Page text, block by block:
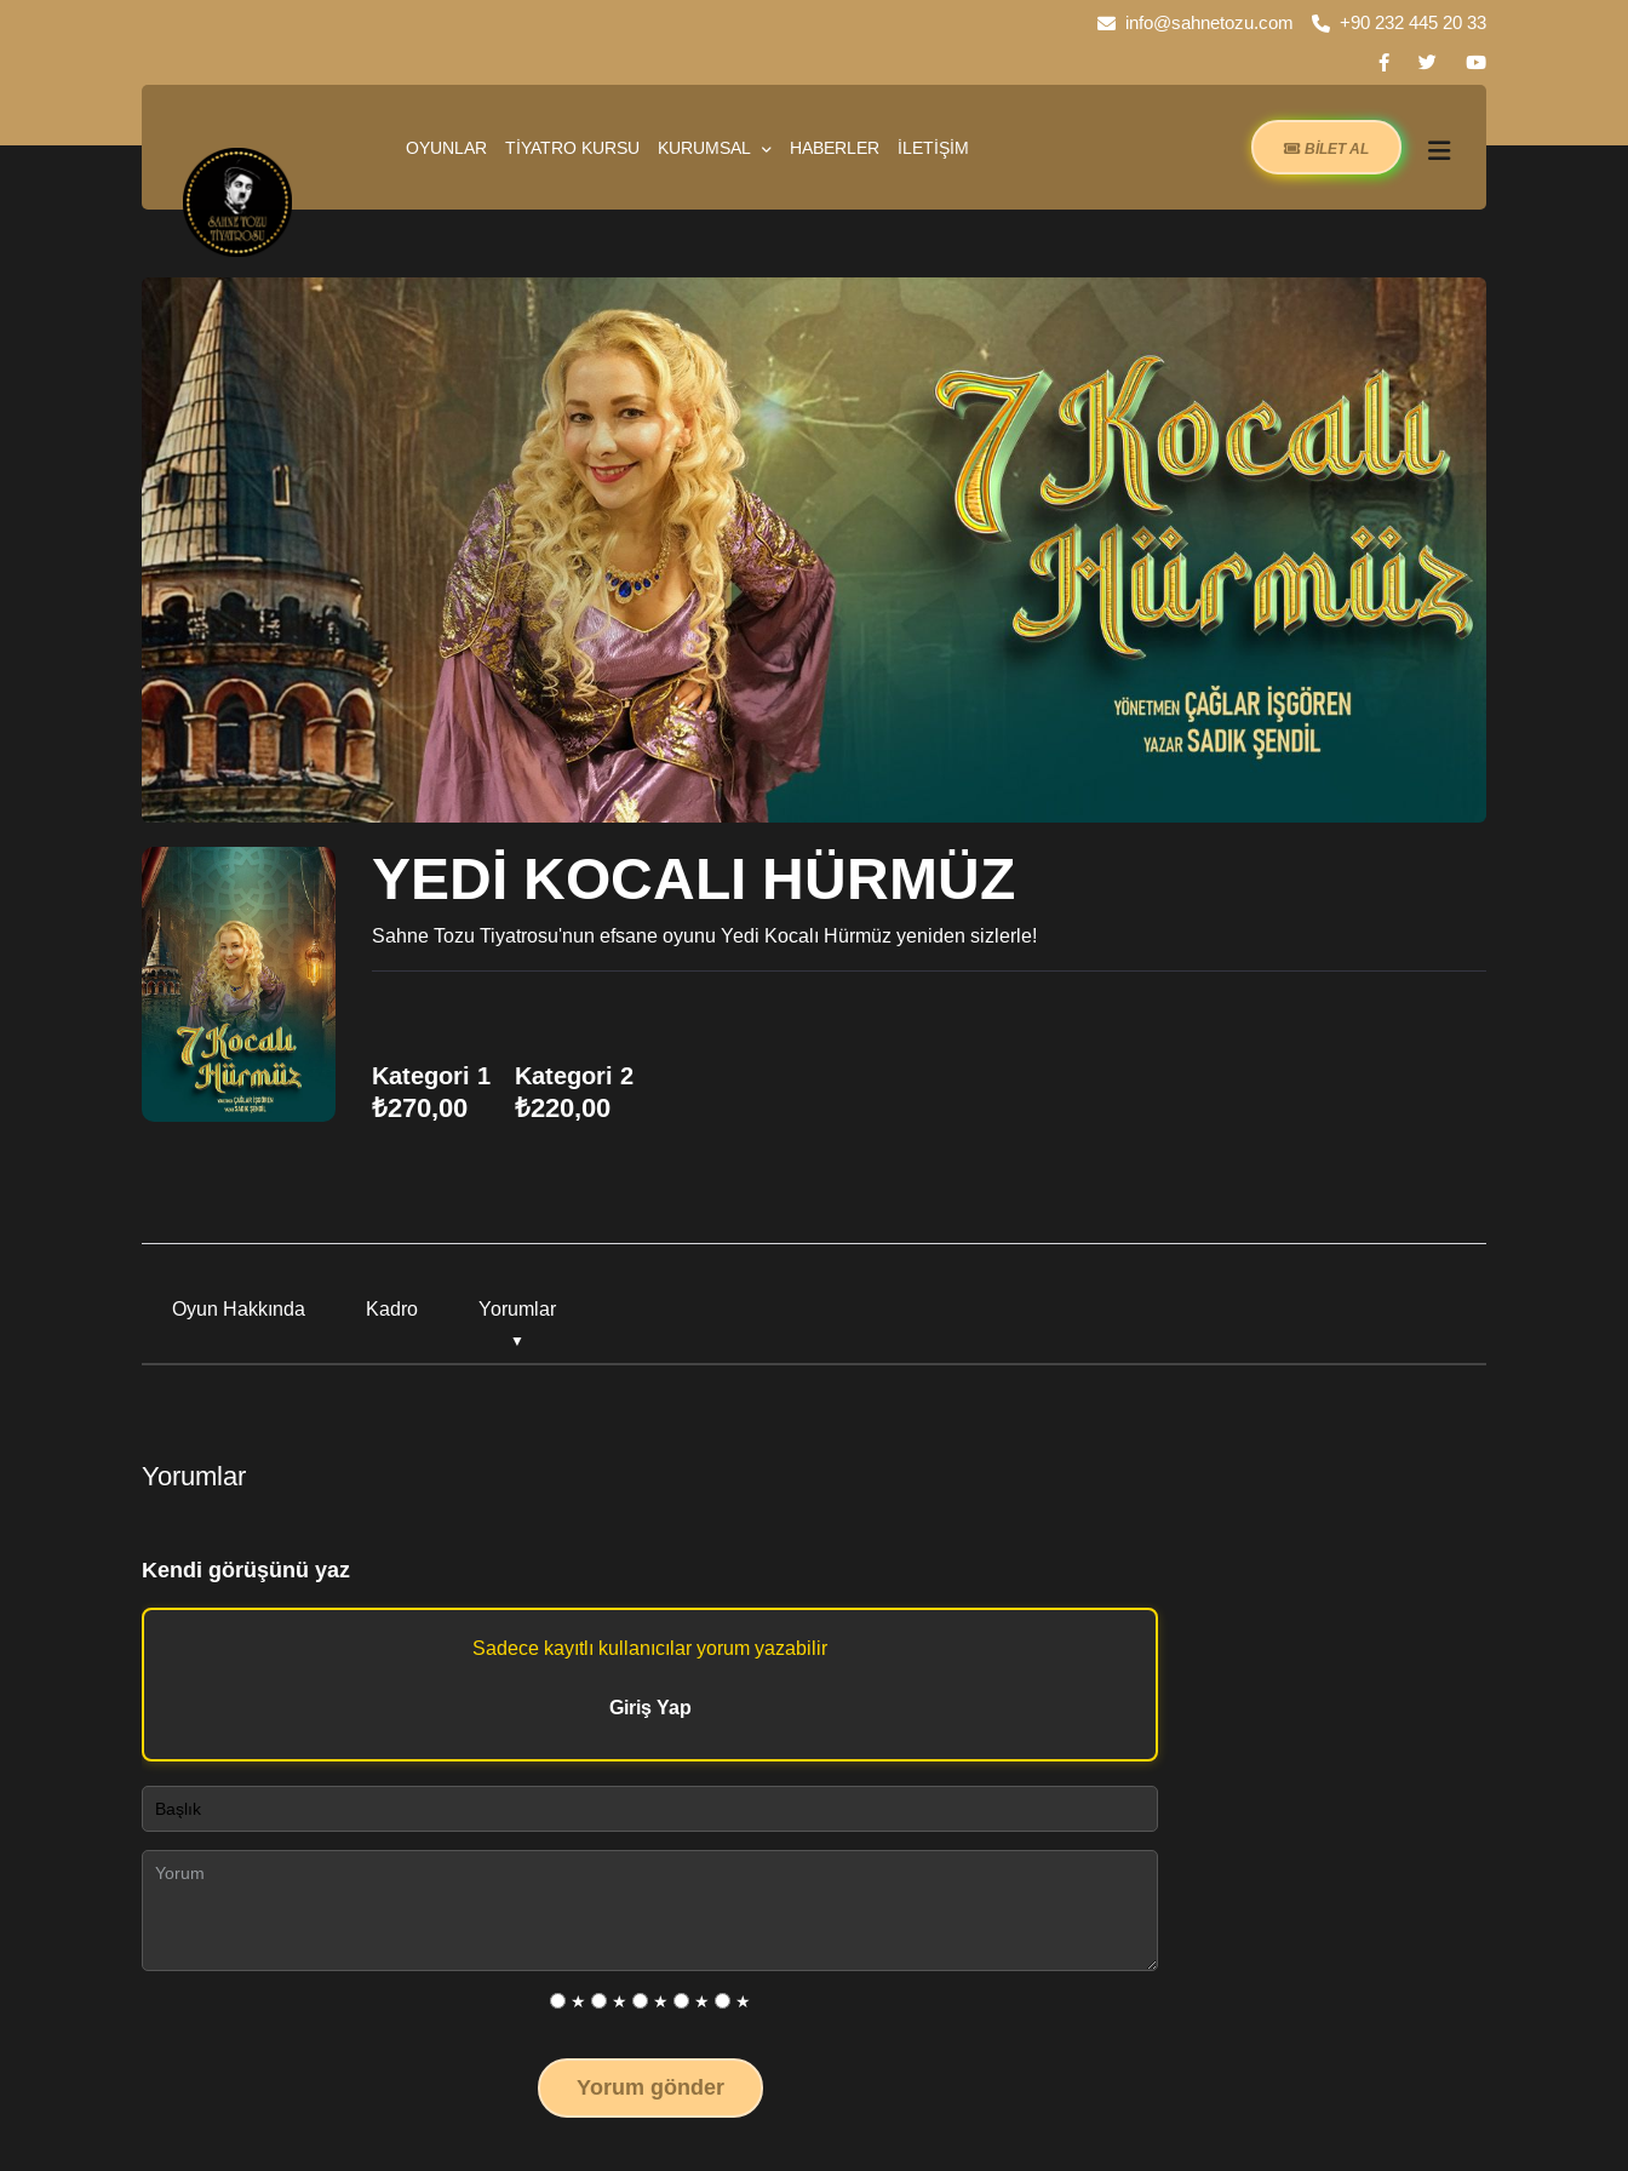
info@sahnetozu.com +90 232 445 20 33
OYUNLAR TİYATRO KURSU KURUMSAL HABERLER İLETİŞİM BİLET AL
YEDİ KOCALI HÜRMÜZ
Sahne Tozu Tiyatrosu'nun efsane oyunu Yedi Kocalı Hürmüz yeniden sizlerle!
Kategori 1
₺270,00
Kategori 2
₺220,00
Oyun Hakkında Kadro Yorumlar
Yorumlar
Kendi görüşünü yaz
Sadece kayıtlı kullanıcılar yorum yazabilir
Giriş Yap
★ ★ ★ ★ ★
Yorum gönder